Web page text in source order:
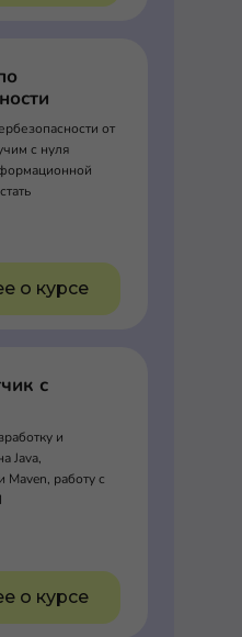
от
с нуля
о курсе
с
и
Java,
работу с
о курсе